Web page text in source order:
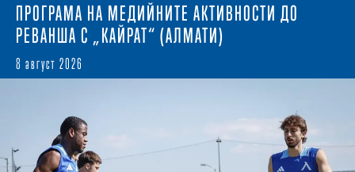
ПРОГРАМА НА МЕДИЙНИТЕ АКТИВНОСТИ ДО
РЕВАНША С „КАЙРАТ“ (АЛМАТИ)
8 август 2026